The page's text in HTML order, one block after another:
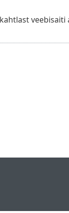
veebisaiti